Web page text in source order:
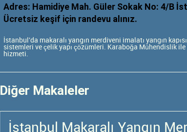
Adres: Hamidiye Mah. Güler Sokak No: 4/B
Ücretsiz keşif için randevu alınız.
İstanbul'da makaralı yangın merdiveni imalatı yangın kapısı
sistemleri ve çelik yapı çözümleri. Karaboğa Mühendislik
hizmeti.
Diğer Makaleler
İstanbul Makaralı Yangın